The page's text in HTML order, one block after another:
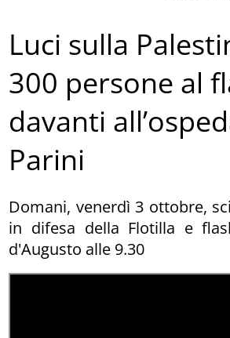
Luci sulla
300 persone al
davanti
Parini
Domani, venerdì 3 ottobre,
in difesa della Flotilla e
d'Augusto alle 9.30